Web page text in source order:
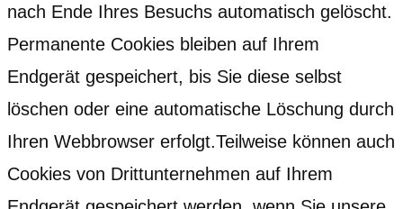
nach Ende Ihres Besuchs automatisch gelöscht.
Permanente Cookies bleiben auf Ihrem
Endgerät gespeichert, bis Sie diese selbst
löschen oder eine automatische Löschung durch
Ihren Webbrowser erfolgt.Teilweise können auch
Cookies von Drittunternehmen auf Ihrem